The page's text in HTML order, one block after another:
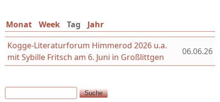
Monat Week Tag (aktiver Reiter)
Jahr
Kogge-Literaturforum Himmerod 2026 u.a.
mit Sybille Fritsch am 6. Juni in Großlittgen
06.06.26
Suchformular
Suche